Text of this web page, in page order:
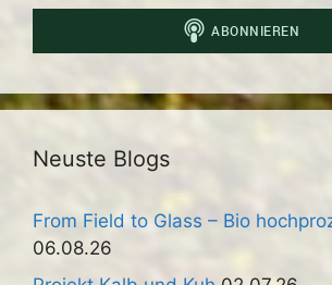
Neuste Blogs
From Field to Glass – Bio
06.08.26